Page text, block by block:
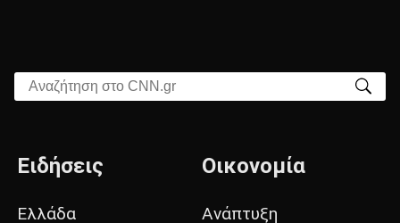
Αναζήτηση στο CNN.gr
Ειδήσεις
Ελλάδα
Οικονομία
Ανάπτυξη